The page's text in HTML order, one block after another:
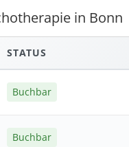
in Bonn
STATUS
Buchbar
Buchbar